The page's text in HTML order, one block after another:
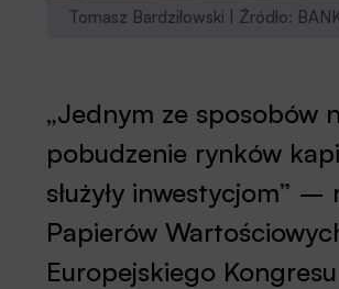
Tomasz Bardziłowski | Źródło:
„Jednym ze sposobów
pobudzenie rynków
służyły inwestycjom” –
Papierów
Europejskiego